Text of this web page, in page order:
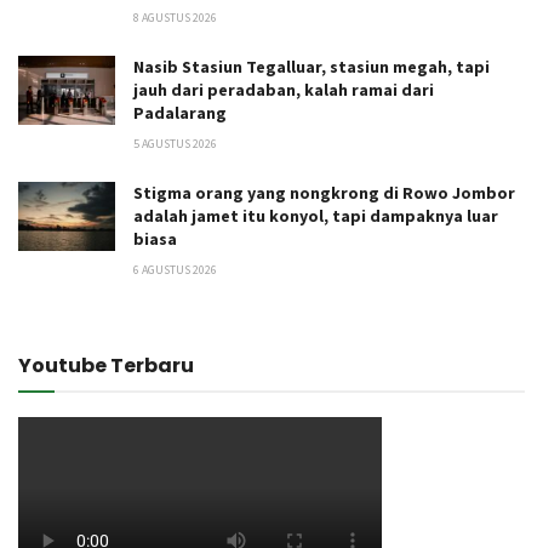
8 AGUSTUS 2026
Nasib Stasiun Tegalluar, stasiun megah, tapi
jauh dari peradaban, kalah ramai dari
Padalarang
5 AGUSTUS 2026
Stigma orang yang nongkrong di Rowo Jombor
adalah jamet itu konyol, tapi dampaknya luar
biasa
6 AGUSTUS 2026
Youtube Terbaru